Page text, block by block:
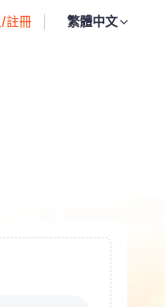
註冊 繁體中文